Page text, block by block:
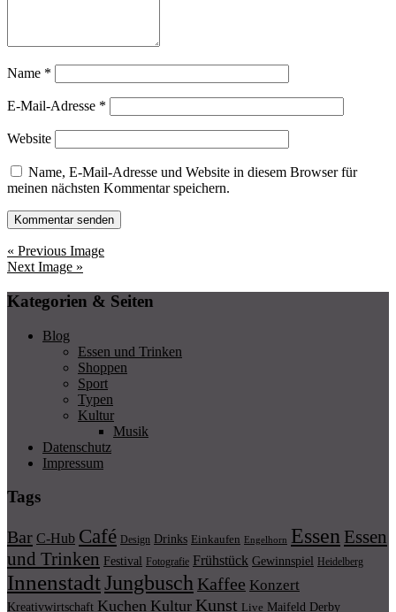
Name *
E-Mail-Adresse *
Website
Name, E-Mail-Adresse und Website in diesem Browser für
meinen nächsten Kommentar speichern.
« Previous Image
Next Image »
Kategorien & Seiten
Blog
Essen und Trinken
Shoppen
Sport
Typen
Kultur
Musik
Datenschutz
Impressum
Tags
Bar C-Hub Café Design Drinks Einkaufen Engelhorn Essen Essen
und Trinken Festival Fotografie Frühstück Gewinnspiel Heidelberg
InnenstadtJungbusch Kaffee Konzert
Kreativwirtschaft Kuchen Kultur Kunst Live Maifeld Derby